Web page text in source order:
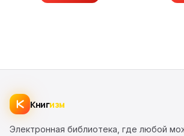
Книгизм
Электронная библиотека, где любой